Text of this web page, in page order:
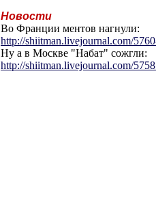
Новости
Во Франции ментов нагнули:
http://shiitman.livejournal.com/
Ну а в Москве "Набат" сожгли:
http://shiitman.livejournal.com/